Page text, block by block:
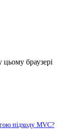
цьому браузері
підходу MVC?